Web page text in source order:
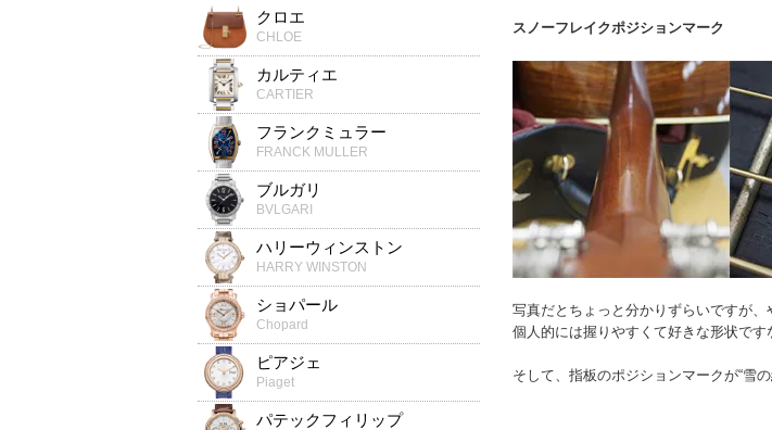
スノーフレイクポジションマーク
写真だとちょっと分かりずらいですが、
個人的には握りやすくて好きな形状です
そして、指板のポジションマークが“雪
クロエ
CHLOE
カルティエ
CARTIER
フランクミュラー
FRANCK MULLER
ブルガリ
BVLGARI
ハリーウィンストン
HARRY WINSTON
ショパール
Chopard
ピアジェ
Piaget
パテックフィリップ